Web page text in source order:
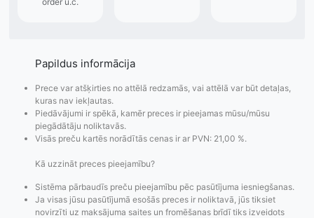
Papildus informācija
Prece var atšķirties no attēlā redzamās, vai attēlā var būt detaļas,
kuras nav iekļautas.
Piedāvājumi ir spēkā, kamēr preces ir pieejamas mūsu/mūsu
piegādātāju noliktavās.
Visās preču kartēs norādītās cenas ir ar PVN: 21,00 %.
Kā uzzināt preces pieejamību?
Sistēma pārbaudīs preču pieejamību pēc pasūtījuma iesniegšanas.
Ja visas jūsu pasūtījumā esošās preces ir noliktavā, jūs tiksiet
novirzīti uz maksājuma saites un fromēšanas brīdī tiks izveidots